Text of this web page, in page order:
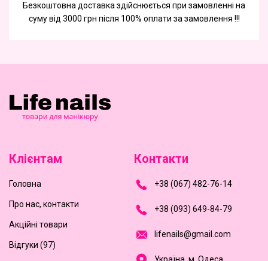
Безкоштовна доставка здійснюється при замовленні на
суму від 3000 грн після 100% оплати за замовлення !!!
Клієнтам
Головна
Про нас, контакти
Акційні товари
Відгуки (97)
Контакти
+38 (067) 482-76-14
+38 (093) 649-84-79
ifenai s@gmai com